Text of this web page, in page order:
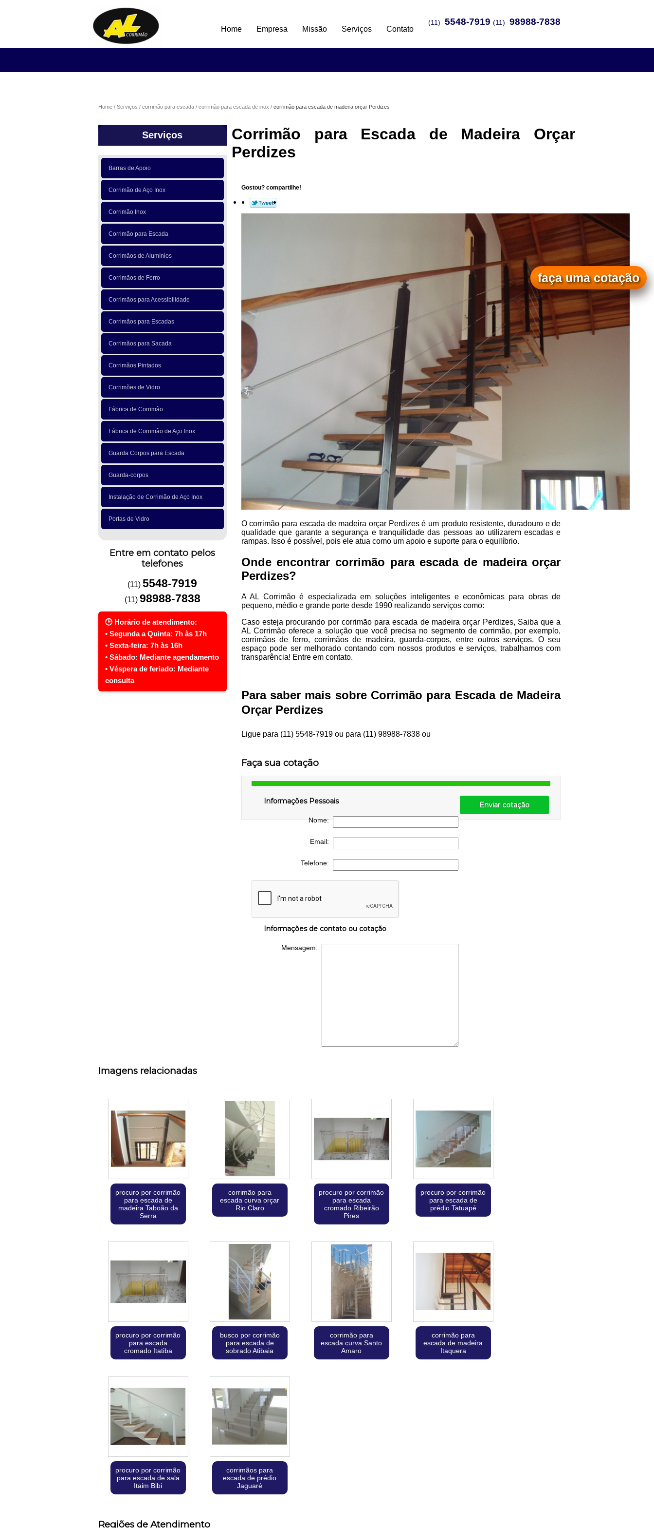
(11) 5548-7919 (11) 98988-7838
Home Empresa Missão Serviços Contato
Home Serviços corrimão para escada corrimão para escada de inox corrimão para escada de madeira orçar Perdizes
Serviços
Barras de Apoio
Corrimão de Aço Inox
Corrimão Inox
Corrimão para Escada
Corrimãos de Alumínios
Corrimãos de Ferro
Corrimãos para Acessibilidade
Corrimãos para Escadas
Corrimãos para Sacada
Corrimãos Pintados
Corrimões de Vidro
Fábrica de Corrimão
Fábrica de Corrimão de Aço Inox
Guarda Corpos para Escada
Guarda-corpos
Instalação de Corrimão de Aço Inox
Portas de Vidro
Entre em contato pelos
telefones
(11)5548-7919
(11) 98988-7838
Corrimão para Escada de Madeira Orçar
Perdizes
Gostou? compartilhe!
O corrimão para escada de madeira orçar Perdizes é um produto resistente, duradouro e de
qualidade que garante a segurança e tranquilidade das pessoas ao utilizarem escadas e
rampas. Isso é possível, pois ele atua como um apoio e suporte para o equilíbrio.
Onde encontrar corrimão para escada de madeira orçar
Perdizes?
A AL Corrimão é especializada em soluções inteligentes e econômicas para obras de
pequeno, médio e grande porte desde 1990 realizando serviços como:
Caso esteja procurando por corrimão para escada de madeira orçar Perdizes, Saiba que a
AL Corrimão oferece a solução que você precisa no segmento de corrimão, por exemplo,
corrimãos de ferro, corrimãos de madeira, guarda-corpos, entre outros serviços. O seu
espaço pode ser melhorado contando com nossos produtos e serviços, trabalhamos com
transparência! Entre em contato.
Para saber mais sobre Corrimão para Escada de Madeira
Orçar Perdizes
Ligue para (11) 5548-7919ou para (11) 98988-7838ou
faça uma cotação
Faça sua cotação
Informações Pessoais
Nome:
Email:
Telefone:
Informações de contato ou cotação
Mensagem:
Enviar cotação
Imagens relacionadas
procuro por corrimão
para escada de
madeira Taboão da
Serra
corrimão para
escada curva orçar
Rio Claro
procuro por corrimão
para escada
cromado Ribeirão
Pires
procuro por corrimão
para escada de
prédio Tatuapé
procuro por corrimão
para escada
cromado Itatiba
busco por corrimão
para escada de
sobrado Atibaia
corrimão para
escada curva Santo
Amaro
corrimão para
escada de madeira
Itaquera
procuro por corrimão
para escada de sala
Itaim Bibi
corrimãos para
escada de prédio
Jaguaré
Regiões de Atendimento